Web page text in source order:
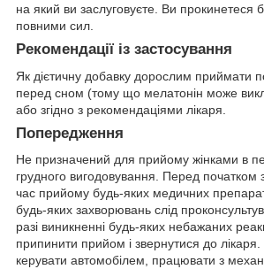
на який ви заслуговуєте. Ви прокинетеся
повними сил.
Рекомендації із застосування
Як дієтичну добавку дорослим приймати
перед сном (тому що мелатонін може
або згідно з рекомендаціями лікаря.
Попередження
Не призначений для прийому жінками в
грудного вигодовування. Перед початком
час прийому будь-яких медичних
будь-яких захворювань слід
разі виникненні будь-яких небажаних
припинити прийом і звернутися до
керувати автомобілем, працювати з